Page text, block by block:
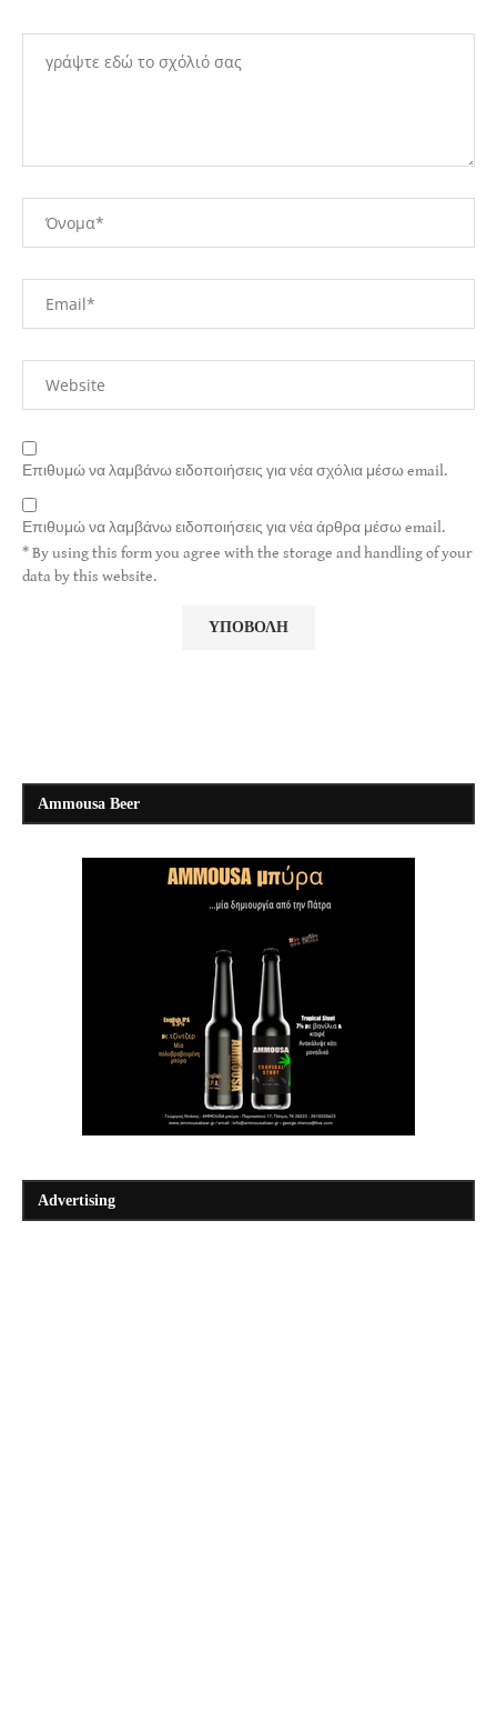
Επιθυμώ να λαμβάνω ειδοποιήσεις για νέα σχόλια μέσω email.
Επιθυμώ να λαμβάνω ειδοποιήσεις για νέα άρθρα μέσω email.
* By using this form you agree with the storage and handling of your
data by this website.
Ammousa Beer
Advertising